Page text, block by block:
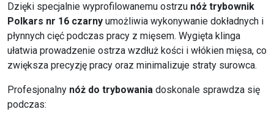
Dzięki specjalnie wyprofilowanemu ostrzu nóż trybownik
Polkars nr 16 czarny umożliwia wykonywanie dokładnych i
płynnych cięć podczas pracy z mięsem. Wygięta klinga
ułatwia prowadzenie ostrza wzdłuż kości i włókien mięsa, co
zwiększa precyzję pracy oraz minimalizuje straty surowca.
Profesjonalny nóż do trybowania doskonale sprawdza się
podczas: